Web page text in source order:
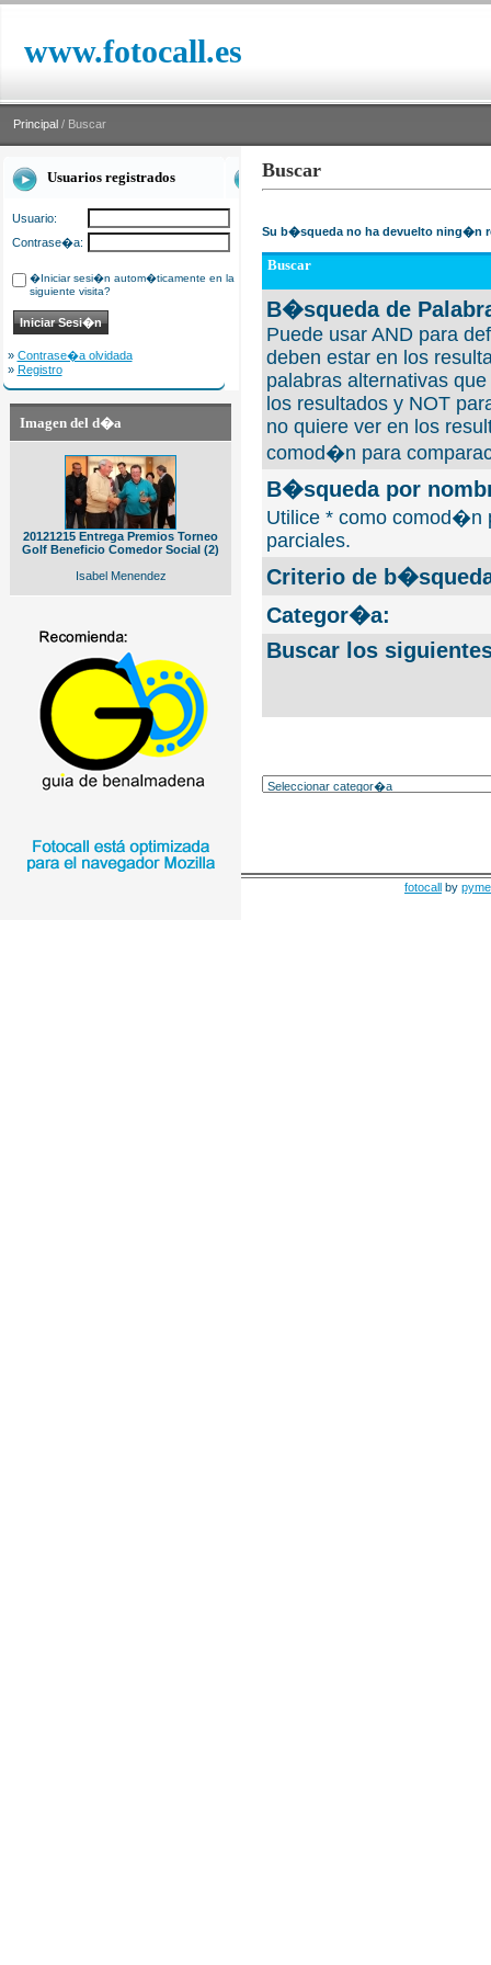
www.fotocall.es
Principal / Buscar
Usuarios registrados
Usuario:
Contrase�a:
�Iniciar sesi�n autom�ticamente en la
siguiente visita?
» Contrase�a olvidada
» Registro
Imagen del d�a
20121215 Entrega Premios Torneo
Golf Beneficio Comedor Social (2)
Isabel Menendez
Buscar
Su b�squeda no ha devuelto ning�n
Buscar
B�squeda de
Puede usar AND para
deben estar en los
palabras alternativas
los resultados y NOT
no quiere ver en los
comod�n para
B�squeda por
Utilice * como comod�n
parciales.
Criterio de
Categor�a:
Buscar los
fotocall by